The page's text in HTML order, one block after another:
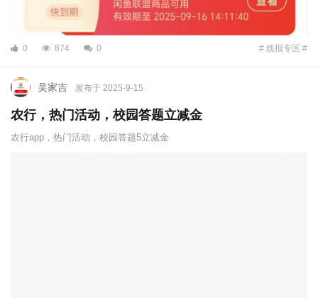
0 874 0 # 线报专区 #
吴家吉 发布于 2025-9-15
农行，热门活动，校园答题立减金
农行app，热门活动，校园答题5立减金